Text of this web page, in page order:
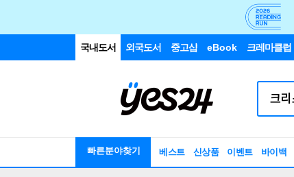
국내도서 외국도서 중고샵 eBook 크레마클럽
빠른분야찾기 베스트 신상품 이벤트 바이백